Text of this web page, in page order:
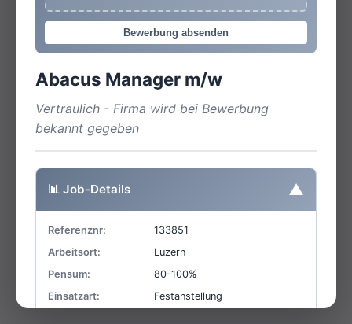
Bewerbung absenden
Abacus Manager m/w
Vertraulich - Firma wird bei Bewerbung
bekannt gegeben
📊 Job-Details ▼
Referenznr:
133851
Arbeitsort:
Luzern
Pensum:
80-100%
Einsatzart:
Festanstellung